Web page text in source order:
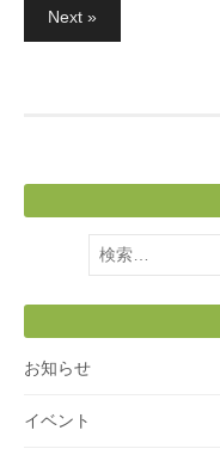
稿
送
Next »
検
索:
お知らせ
イベント